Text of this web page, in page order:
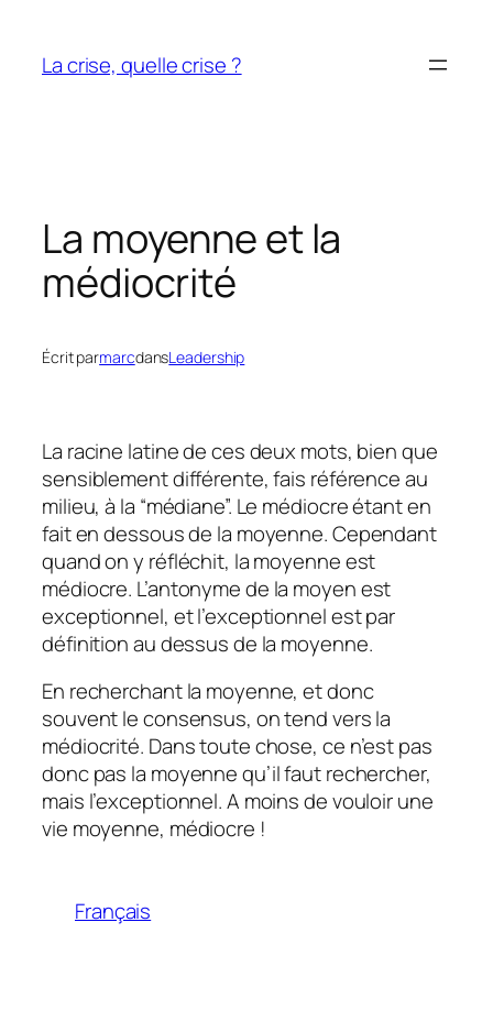
contenu
La crise, quelle crise ?
La moyenne et la
médiocrité
Écrit parmarcdansLeadership
La racine latine de ces deux mots, bien que
sensiblement différente, fais référence au
milieu, à la “médiane”. Le médiocre étant en
fait en dessous de la moyenne. Cependant
quand on y réfléchit, la moyenne est
médiocre. L’antonyme de la moyen est
exceptionnel, et l’exceptionnel est par
définition au dessus de la moyenne.
En recherchant la moyenne, et donc
souvent le consensus, on tend vers la
médiocrité. Dans toute chose, ce n’est pas
donc pas la moyenne qu’il faut rechercher,
mais l’exceptionnel. A moins de vouloir une
vie moyenne, médiocre !
Français